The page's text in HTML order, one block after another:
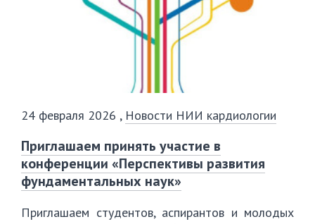
24 февраля 2026 , Новости НИИ кардиологии
Приглашаем принять участие в
конференции «Перспективы развития
фундаментальных наук»
Приглашаем студентов, аспирантов и молодых